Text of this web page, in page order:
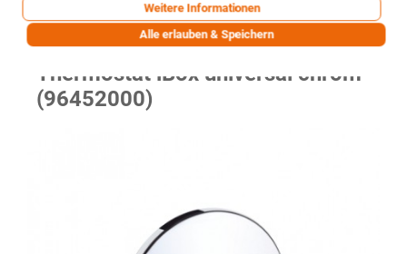
Hansgrohe Rosette
Brausenmischer Unterputz/
Thermostat iBox universal chrom
(96452000)
Weitere Informationen
Alle erlauben & Speichern